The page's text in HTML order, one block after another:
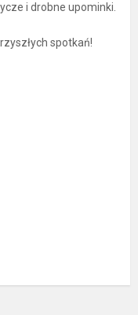
i drobne upominki.
spotkań!